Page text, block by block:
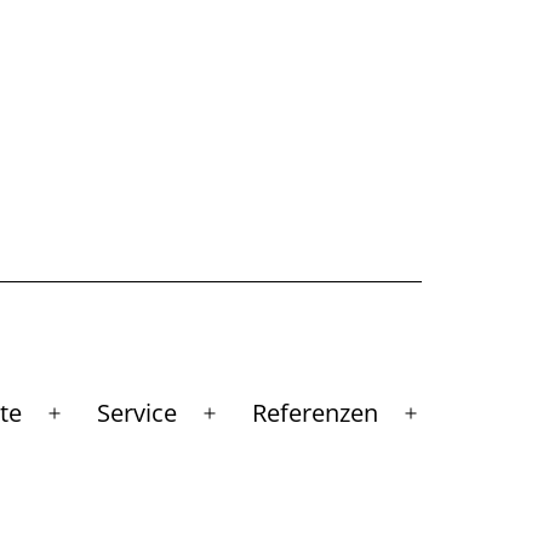
MenüService
MenüReferenzen
Menü